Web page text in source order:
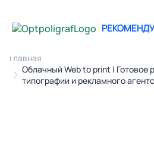
Главная
Облачный Web to print | Готовое
типографии и рекламного